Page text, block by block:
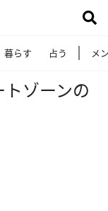
暮らす 占う メ
ゾーンの